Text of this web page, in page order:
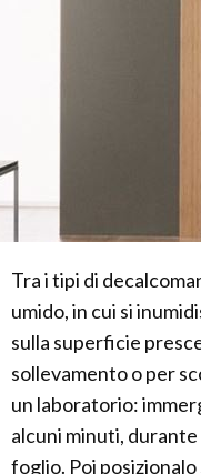
Tra i tipi di
umido, in cui si
sulla superficie
sollevamento o per
un laboratorio:
alcuni minuti, durante
foglio. Poi